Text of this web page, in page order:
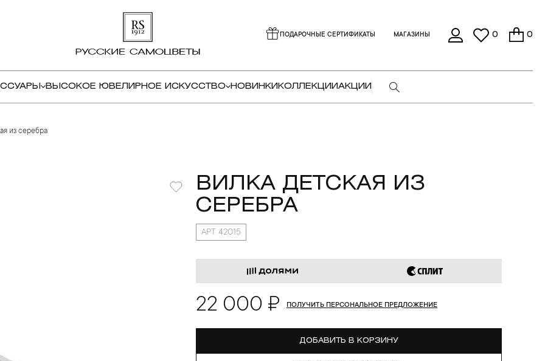
ПОДАРОЧНЫЕ СЕРТИФИКАТЫ МАГАЗИНЫ 0 0
ВЫСОКОЕ ЮВЕЛИРНОЕ ИСКУССТВО НОВИНКИ КОЛЛЕКЦИИАКЦИИ
из серебра
ВИЛКА ДЕТСКАЯ ИЗ
СЕРЕБРА
АРТ. 42015
22 000 ₽ ПОЛУЧИТЬ ПЕРСОНАЛЬНОЕ ПРЕДЛОЖЕНИЕ
ДОБАВИТЬ В КОРЗИНУ